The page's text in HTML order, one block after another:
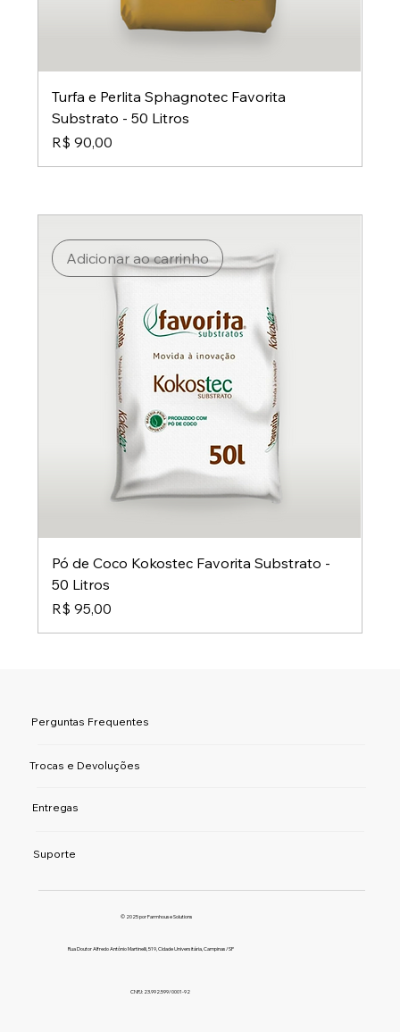
Turfa e Perlita Sphagnotec Favorita
Substrato - 50 Litros
Preço
R$ 90,00
Adicionar ao carrinho
Pó de Coco Kokostec Favorita Substrato -
50 Litros
Preço
R$ 95,00
© 2025 por Farmhouse Solutions
Perguntas Frequentes
Trocas e Devoluções
Rua Doutor Alfredo Antônio Martinelli, 519, Cidade Universitária, Campinas/SP
Entregas
Suporte
CNPJ: 23.992.599/0001-92